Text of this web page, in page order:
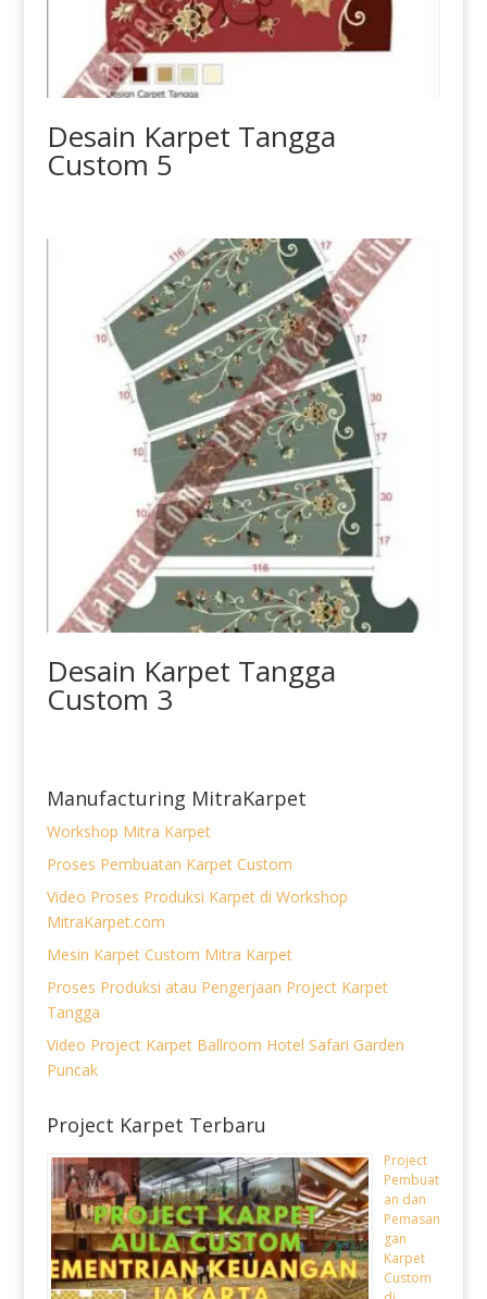
Desain Karpet Tangga
Custom 5
Desain Karpet Tangga
Custom 3
Manufacturing MitraKarpet
Workshop Mitra Karpet
Proses Pembuatan Karpet Custom
Video Proses Produksi Karpet di Workshop
MitraKarpet.com
Mesin Karpet Custom Mitra Karpet
Proses Produksi atau Pengerjaan Project Karpet
Tangga
Video Project Karpet Ballroom Hotel Safari Garden
Puncak
Project Karpet Terbaru
Project
Pembuat
an dan
Pemasan
gan
Karpet
Custom